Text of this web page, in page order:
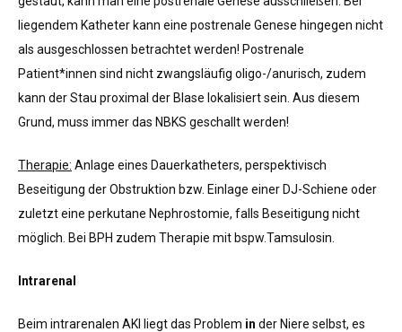
liegendem Katheter kann eine postrenale Genese hingegen nicht
als ausgeschlossen betrachtet werden! Postrenale
Patient*innen sind nicht zwangsläufig oligo-/anurisch, zudem
kann der Stau proximal der Blase lokalisiert sein. Aus diesem
Grund, muss immer das NBKS geschallt werden!
Therapie: Anlage eines Dauerkatheters, perspektivisch
Beseitigung der Obstruktion bzw. Einlage einer DJ-Schiene oder
zuletzt eine perkutane Nephrostomie, falls Beseitigung nicht
möglich. Bei BPH zudem Therapie mit bspw.Tamsulosin.
Intrarenal
Beim intrarenalen AKI liegt das Problem in der Niere selbst, es